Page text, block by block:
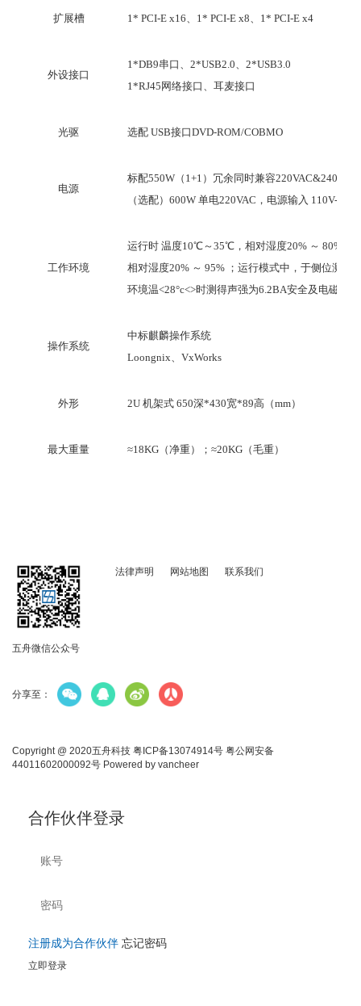
扩展槽 1* PCI-E x16 1* PCI-E x8 1* PCI-E x4
外设接口
1*DB9串口、 2*USB2.0
2*USB3.0
1*RJ45网络接口、耳麦接口
光驱 选配 USB接口DVD-ROM/COBMO
电源
标配550W （ 1+1 ）冗余同时兼容
（选配） 600W 单电220VAC ，电源输入 110V-240V
工作环境
运行时 温度10℃～ 35℃ ，相对湿度20% ～ 80%
相对湿度20% ～ 95% ；运行模式中，于侧位测量
环境温<28°c<>时测得声强为6.2BA安全及电磁测
操作系统
中标麒麟操作系统
Loongnix
VxWorks
外形 2U 机架式 650深*430宽*89高（mm）
最大重量 ≈18KG （净重）； ≈20KG （毛重）
五舟微信公众号
法律声明 网站地图 联系我们
分享至：
Copyright @ 2020五舟科技 粤ICP备13074914号 粤公网安备
44011602000092号 Powered by vancheer
合作伙伴登录
注册成为合作伙伴 忘记密码
立即登录